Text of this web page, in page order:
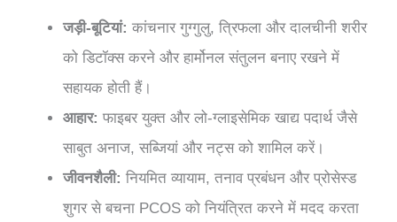
जड़ी-बूटियां: कांचनार गुग्गुलु, त्रिफला और दालचीनी शरीर
को डिटॉक्स करने और हार्मोनल संतुलन बनाए रखने में
सहायक होती हैं।
आहार: फाइबर युक्त और लो-ग्लाइसेमिक खाद्य पदार्थ जैसे
साबुत अनाज, सब्जियां और नट्स को शामिल करें।
जीवनशैली: नियमित व्यायाम, तनाव प्रबंधन और प्रोसेस्ड
शुगर से बचना PCOS को नियंत्रित करने में मदद करता